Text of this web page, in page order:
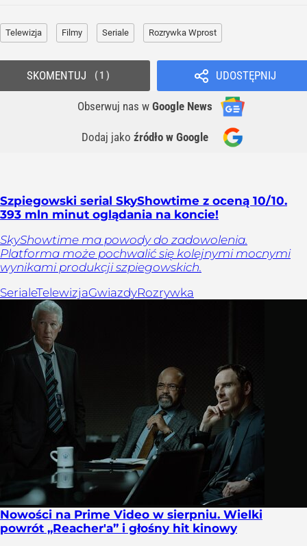
Telewizja Filmy Seriale Rozrywka Wprost
UDOSTĘPNIJ
Obserwuj nas w Google News
Dodaj jako źródło w Google
SKOMENTUJ 1
Szpiegowski serial SkyShowtime z oceną 10/10.
393 mln minut oglądania na koncie!
SkyShowtime ma powody do zadowolenia.
Platforma może pochwalić się kolejnymi mocnymi
wynikami produkcji szpiegowskich.
SerialeTelewizjaGwiazdyRozrywka
Nowości na Prime Video w sierpniu. Wielki
powrót „Reacher'a” i głośny hit kinowy